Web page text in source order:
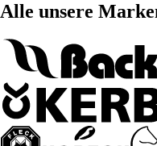
Alle unsere